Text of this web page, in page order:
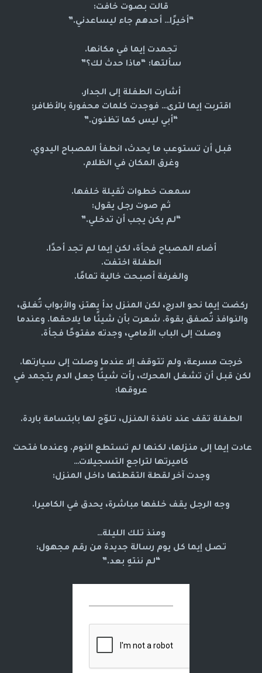
قالت بصوت خافت:
“أخيرًا… أحدهم جاء ليساعدني.”
تجمدت إيما في مكانها.
سألتها: “ماذا حدث لك؟”
أشارت الطفلة إلى الجدار.
اقتربت إيما لترى… فوجدت كلمات محفورة بالأظافر:
“أبي ليس كما تظنون.”
قبل أن تستوعب ما يحدث، انطفأ المصباح اليدوي.
وغرق المكان في الظلام.
سمعت خطوات ثقيلة خلفها.
ثم صوت رجل يقول:
“لم يكن يجب أن تدخلي.”
أضاء المصباح فجأة، لكن إيما لم تجد أحدًا.
الطفلة اختفت.
والغرفة أصبحت خالية تمامًا.
وصلت إلى الباب الأمامي، وجدته مفتوحًا فجأة.
خرجت مسرعة، ولم تتوقف إلا عندما وصلت إلى سيارتها.
عروقها:
الطفلة تقف عند نافذة المنزل، تلوّح لها بابتسامة باردة.
كاميرتها لتراجع التسجيلات…
وجدت آخر لقطة التقطتها داخل المنزل:
وجه الرجل يقف خلفها مباشرة، يحدق في الكاميرا.
ومنذ تلك الليلة…
تصل إيما كل يوم رسالة جديدة من رقم مجهول:
“لم ننتهِ بعد.”